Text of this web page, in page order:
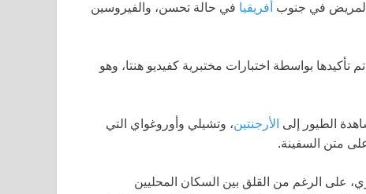
أفريقيا في حالة تحسن، والفيروسين
بواسطة اختبارات مختبرية كفيديو هنتا، وهو
الطيور إلى الأرجنتين، وتشيلي وأوروغواي التي
متن السفينة.
على الرغم من القلق بين السكان المحليين